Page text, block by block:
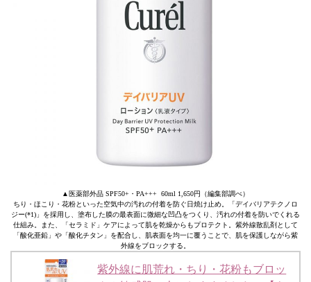
▲医薬部外品 SPF50+・PA+++ 60ml 1,650円（編集部調べ）
ちり・ほこり・花粉といった空気中の汚れの付着を防ぐ日焼け止め。「デイバリアテクノロ
ジー(*1)」を採用し、塗布した膜の最表面に微細な凹凸をつくり、汚れの付着を防いでくれる
仕組み。また、「セラミド」ケアによって肌を乾燥からもプロテクト。紫外線散乱剤として
「酸化亜鉛」や「酸化チタン」を配合し、肌表面を均一に覆うことで、肌を保護しながら紫
外線をブロックする。
紫外線に肌荒れ・ちり・花粉もブロッ